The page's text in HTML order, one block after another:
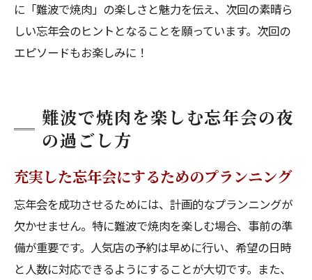
に「難波で焼肉」の楽しさと魅力を伝え、次回の素晴ら
しい忘年会のヒントとなることを願っています。次回の
エピソードもお楽しみに！
難波で焼肉を楽しむ忘年会の夜
の過ごし方
充実した忘年会にするためのプランニング
忘年会を成功させるためには、計画的なプランニングが
欠かせません。特に難波で焼肉を楽しむ場合、事前の準
備が重要です。人気店の予約は早めに行い、希望の日時
と人数に対応できるようにすることが大切です。また、